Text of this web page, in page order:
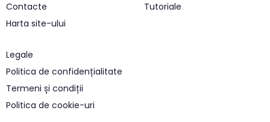
Contacte
Harta site-ului
Tutoriale
Legale
Politica de confidențialitate
Termeni și condiții
Politica de cookie-uri